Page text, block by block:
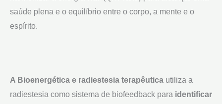
saúde plena e o equilíbrio entre o corpo, a mente e o
espírito.
A Bioenergética e radiestesia terapêutica utiliza a
radiestesia como sistema de biofeedback para identificar